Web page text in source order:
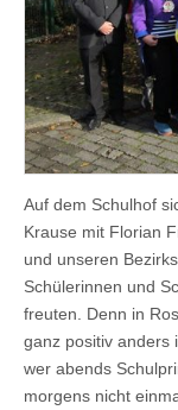
Auf dem Schulhof
Krause mit Florian
und unseren
Schülerinnen und
freuten. Denn in
ganz positiv anders
wer abends
morgens nicht